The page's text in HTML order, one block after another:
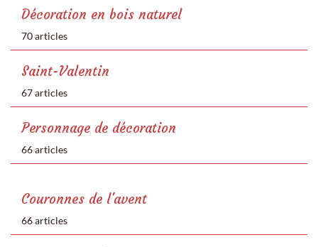
Décoration en bois naturel
70 articles
Saint-Valentin
67 articles
Personnage de décoration
66 articles
Couronnes de l'avent
66 articles